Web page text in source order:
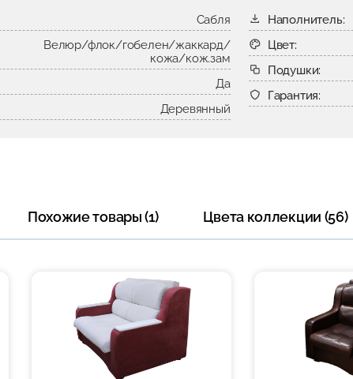
Сабля
Велюр/флок/гобелен/жаккард/
кожа/кож.зам
Да
Деревянный
Наполнитель:
Цвет:
Подушки:
Гарантия:
Похожие товары (1) Цвета коллекции (56)